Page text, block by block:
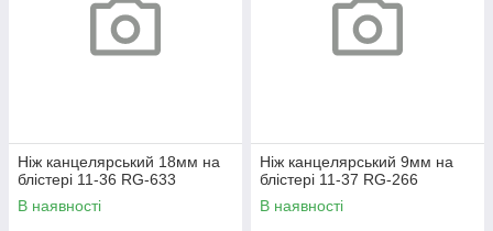
Ніж канцелярський 18мм на
блістері 11-36 RG-633
В наявності
Ніж канцелярський 9мм на
блістері 11-37 RG-266
В наявності